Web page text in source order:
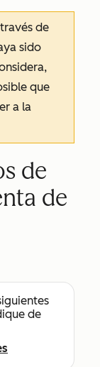
de
sido
que
a la
de
de
de